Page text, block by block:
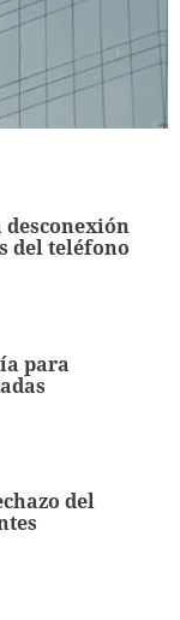
desconexión
del teléfono
para
del